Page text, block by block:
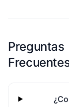
Preguntas